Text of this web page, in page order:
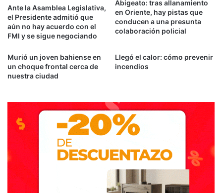
Ante la Asamblea Legislativa,
el Presidente admitió que
aún no hay acuerdo con el
FMI y se sigue negociando
Abigeato: tras allanamiento
en Oriente, hay pistas que
conducen a una presunta
colaboración policial
Murió un joven bahiense en
un choque frontal cerca de
nuestra ciudad
Llegó el calor: cómo prevenir
incendios